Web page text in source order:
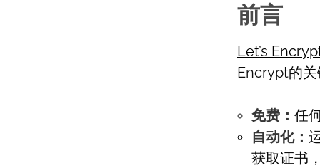
前言
Let’s
Encrypt的
免费： 任
自动化：
获取证书